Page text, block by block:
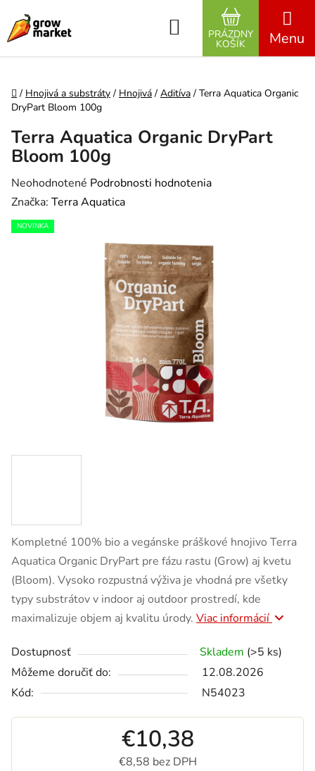
Hľadať
NÁKUPNÝ
PRÁZDNY
KOŠÍK
Domov
/ Hnojivá a substráty / Hnojivá / Aditíva / Terra Aquatica Organic
DryPart Bloom 100g
Kompletné 100% bio a vegánske práškové hnojivo Terra
Aquatica Organic DryPart pre fázu rastu (Grow) aj kvetu
(Bloom). Vysoko rozpustná výživa je vhodná pre všetky
typy substrátov v indoor aj outdoor prostredí, kde
maximalizuje objem aj kvalitu úrody. Viac informácií
Dostupnosť Skladem (>5 ks)
Môžeme doručiť do:
12.08.2026
Kód:
N54023
€10,38
€8,58 bez DPH
Terra Aquatica Organic DryPart
Bloom 100g
Priemerné hodnotenie produktu je 0,0 z 5 hviezdičiek.
Neohodnotené Podrobnosti hodnotenia
Značka: Terra Aquatica
NOVINKA